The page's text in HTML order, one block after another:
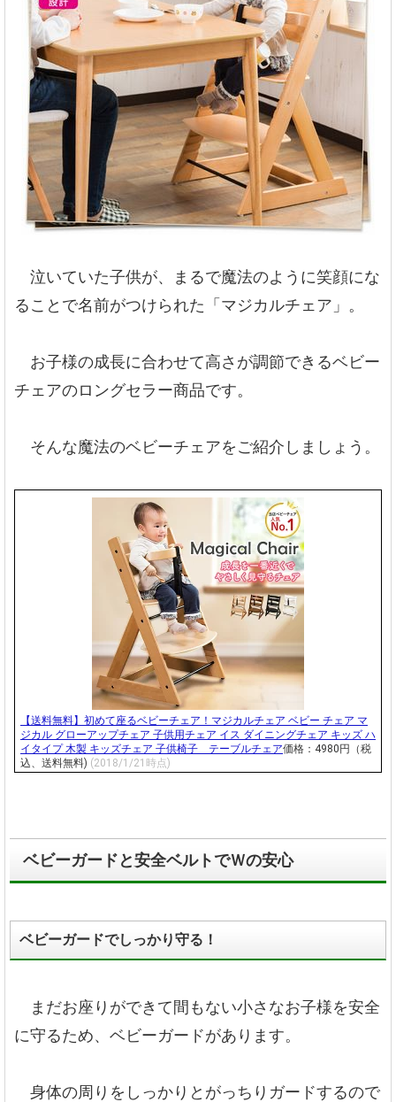
泣いていた子供が、まるで魔法のように笑顔にな
ることで名前がつけられた「マジカルチェア」。
お子様の成長に合わせて高さが調節できるベビー
チェアのロングセラー商品です。
そんな魔法のベビーチェアをご紹介しましょう。
【送料無料】初めて座るベビーチェア！マジカルチェア ベビー チェア マ
ジカル グローアップチェア 子供用チェア イス ダイニングチェア キッズ ハ
イタイプ 木製 キッズチェア 子供椅子 テーブルチェア価格：4980円（税
込、送料無料) (2018/1/21時点)
ベビーガードと安全ベルトでＷの安心
ベビーガードでしっかり守る！
まだお座りができて間もない小さなお子様を安全
に守るため、ベビーガードがあります。
身体の周りをしっかりとがっちりガードするので